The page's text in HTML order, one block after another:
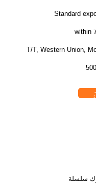
Standard
within
T/T, Western Union,
سلسلة